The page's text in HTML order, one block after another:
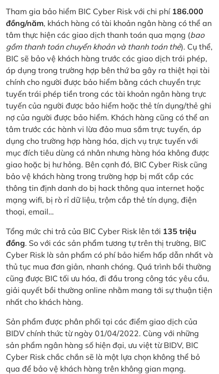
Tham gia bảo hiểm BIC Cyber Risk với chi phí 186.000
đồng/năm, khách hàng có tài khoản ngân hàng có thể an
tâm thực hiện các giao dịch thanh toán qua mạng (bao
gồm thanh toán chuyển khoản và thanh toán thẻ). Cụ thể,
BIC sẽ bảo vệ khách hàng trước các giao dịch trái phép,
áp dụng trong trường hợp bên thứ ba gây ra thiệt hại tài
chính cho người được bảo hiểm bằng cách chuyển trực
tuyến trái phép tiền trong các tài khoản ngân hàng trực
tuyến của người được bảo hiểm hoặc thẻ tín dụng/thẻ ghi
nợ của người được bảo hiểm. Khách hàng cũng có thể an
tâm trước các hành vi lừa đảo mua sắm trực tuyến, áp
dụng cho trường hợp hàng hóa, dịch vụ trực tuyến với
mục đích tiêu dùng cá nhân nhưng hàng hóa không được
giao hoặc bị hư hỏng. Bên cạnh đó, BIC Cyber Risk cũng
bảo vệ khách hàng trong trường hợp bị mất cắp các
thông tin định danh do bị hack thông qua internet hoặc
mạng wifi, bị rò rỉ dữ liệu, trộm cắp thẻ tín dụng, điện
thoại, email…
Tổng mức chi trả của BIC Cyber Risk lên tới 135 triệu
đồng. So với các sản phẩm tương tự trên thị trường, BIC
Cyber Risk là sản phẩm có phí bảo hiểm hấp dẫn nhất và
thủ tục mua đơn giản, nhanh chóng. Quá trình bồi thường
cũng được BIC tối ưu hóa, đi đầu trong công tác yêu cầu,
giải quyết bồi thường online nhằm mang tới sự thuận tiện
nhất cho khách hàng.
Sản phẩm được phân phối tại các điểm giao dịch của
BIDV chính thức từ ngày 01/04/2022. Cùng với những
sản phẩm ngân hàng số hiện đại, ưu việt từ BIDV, BIC
Cyber Risk chắc chắn sẽ là một lựa chọn không thể bỏ
qua để bảo vệ khách hàng trên không gian mạng.